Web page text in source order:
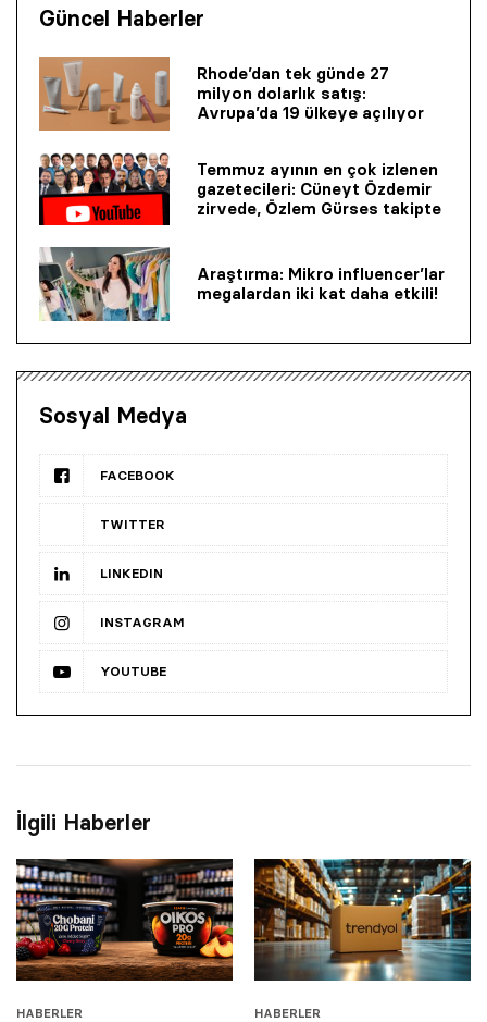
Güncel Haberler
Rhode’dan tek günde 27
milyon dolarlık satış:
Avrupa’da 19 ülkeye açılıyor
Temmuz ayının en çok izlenen
gazetecileri: Cüneyt Özdemir
zirvede, Özlem Gürses takipte
Araştırma: Mikro influencer’lar
megalardan iki kat daha etkili!
Sosyal Medya
FACEBOOK
TWITTER
LINKEDIN
INSTAGRAM
YOUTUBE
İlgili Haberler
HABERLER HABERLER